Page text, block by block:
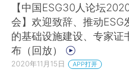
投稿联系：
杜老师 kedu@caixin.com
合作联系：
【中国ESG30人论坛
会】欢迎致辞、推动ESG
的基础设施建设、专家证
布（回放）
2020年11月15日 APP打开